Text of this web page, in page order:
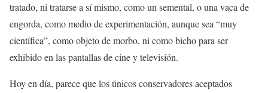
tratado, ni tratarse a sí mismo, como un semental, o una vaca de
engorda, como medio de experimentación, aunque sea “muy
científica”, como objeto de morbo, ni como bicho para ser
exhibido en las pantallas de cine y televisión.
Hoy en día, parece que los únicos conservadores aceptados